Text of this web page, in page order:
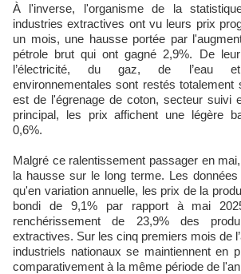
À l'inverse, l'organisme de la
industries extractives ont vu leurs prix
un mois, une hausse portée par
pétrole brut qui ont gagné 2,9%. De
l’électricité, du gaz, de l’eau
environnementales sont restés totalement
est de l'égrenage de coton, secteur suivi
principal, les prix affichent une légère
0,6%.
Malgré ce ralentissement passager en
la hausse sur le long terme. Les
qu'en variation annuelle, les prix de la
bondi de 9,1% par rapport à mai
renchérissement de 23,9% des
extractives. Sur les cinq premiers mois de
industriels nationaux se maintiennent en
comparativement à la même période de